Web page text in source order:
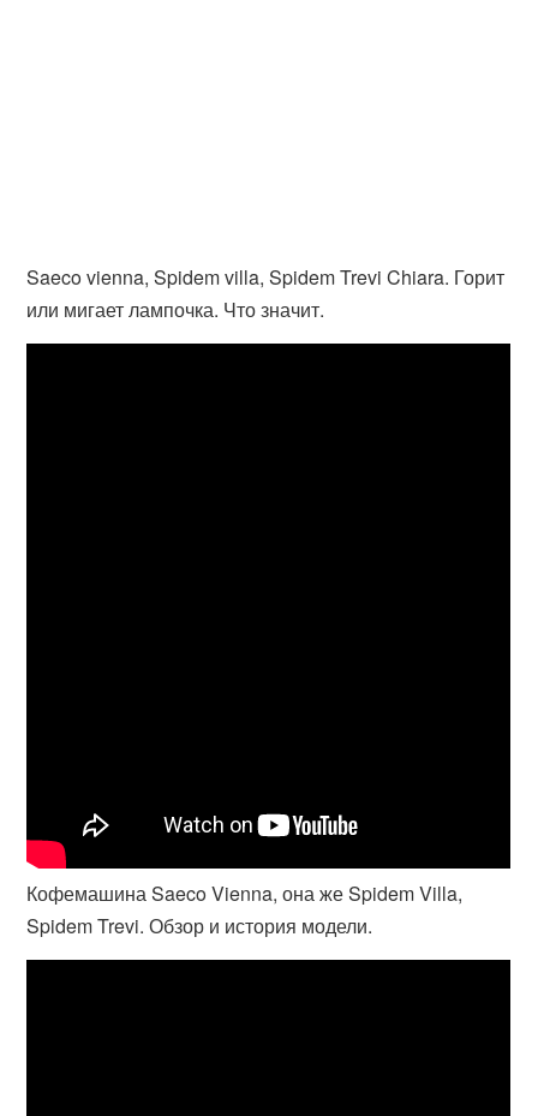
Saeco vienna, Spidem villa, Spidem Trevi Chiara. Горит
или мигает лампочка. Что значит.
Кофемашина Saeco Vienna, она же Spidem Villa,
Spidem Trevi. Обзор и история модели.